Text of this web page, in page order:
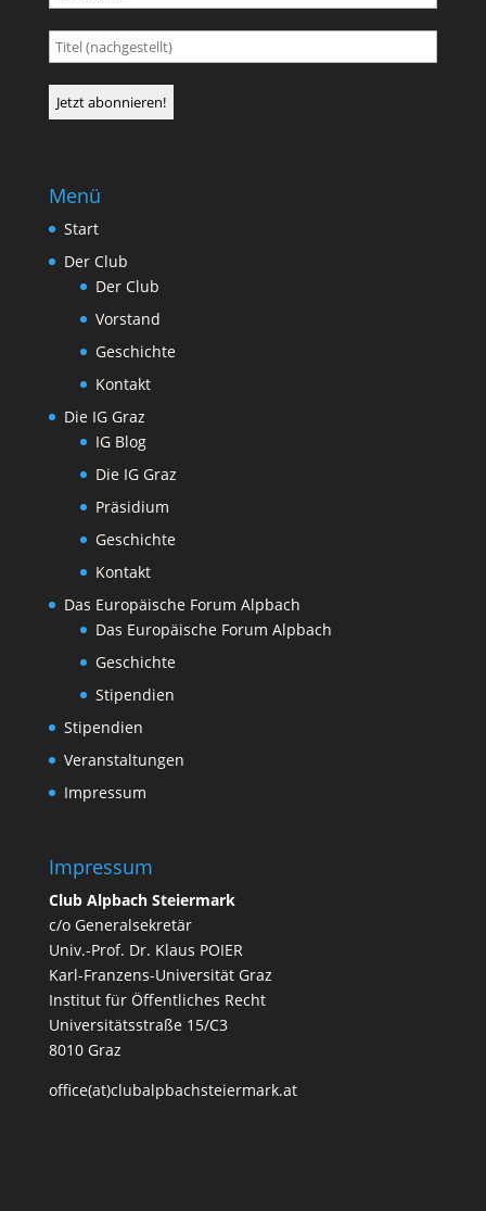
Menü
Start
Der Club
Der Club
Vorstand
Geschichte
Kontakt
Die IG Graz
IG Blog
Die IG Graz
Präsidium
Geschichte
Kontakt
Das Europäische Forum Alpbach
Das Europäische Forum Alpbach
Geschichte
Stipendien
Stipendien
Veranstaltungen
Impressum
Impressum
Club Alpbach Steiermark
c/o Generalsekretär
Univ.-Prof. Dr. Klaus POIER
Karl-Franzens-Universität Graz
Institut für Öffentliches Recht
Universitätsstraße 15/C3
8010 Graz
office(at)clubalpbachsteiermark.at